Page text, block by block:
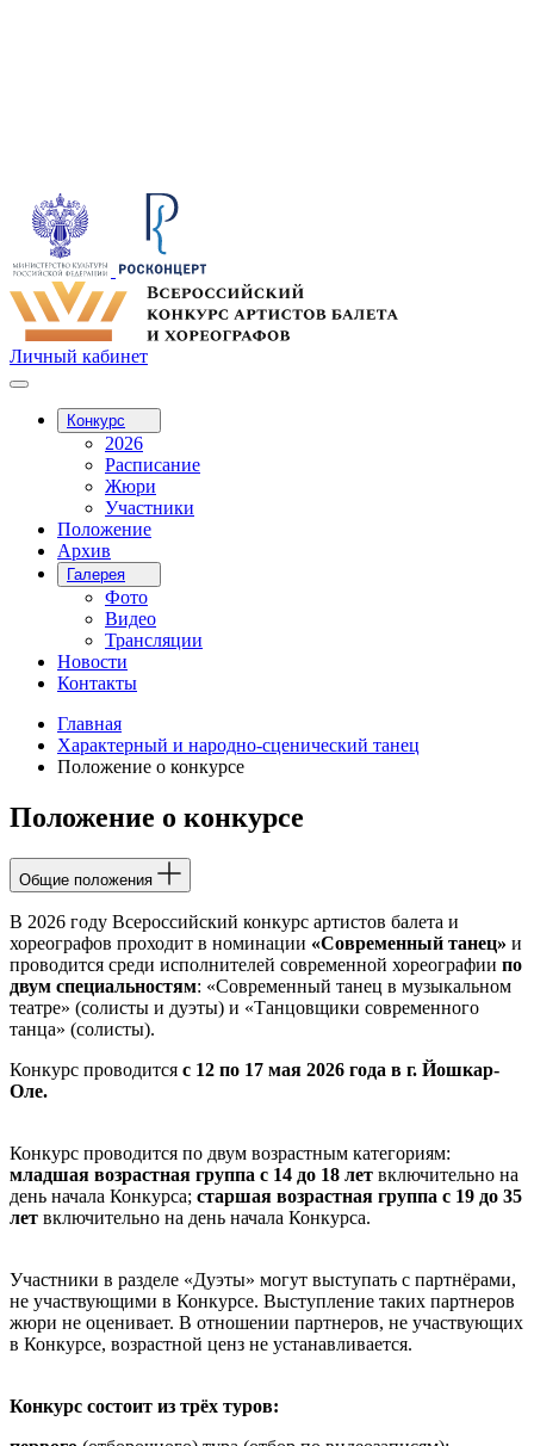
Личный кабинет
Конкурс
2026
Расписание
Жюри
Участники
Положение
Архив
Галерея
Фото
Видео
Трансляции
Новости
Контакты
Главная
Характерный и народно-сценический танец
Положение о конкурсе
Положение о конкурсе
Общие положения
В 2026 году Всероссийский конкурс артистов балета и
хореографов проходит в номинации «Современный танец» и
проводится среди исполнителей современной хореографии по
двум специальностям: «Современный танец в музыкальном
театре» (солисты и дуэты) и «Танцовщики современного
танца» (солисты).
Конкурс проводится с 12 по 17 мая 2026 года в г. Йошкар-
Оле.
Конкурс проводится по двум возрастным категориям:
младшая возрастная группа с 14 до 18 лет включительно на
день начала Конкурса; старшая возрастная группа с 19 до 35
лет включительно на день начала Конкурса.
Участники в разделе «Дуэты» могут выступать с партнёрами,
не участвующими в Конкурсе. Выступление таких партнеров
жюри не оценивает. В отношении партнеров, не участвующих
в Конкурсе, возрастной ценз не устанавливается.
Конкурс состоит из трёх туров: